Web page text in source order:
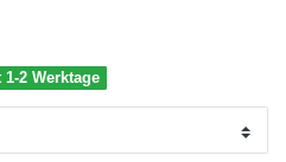
2 Werktage